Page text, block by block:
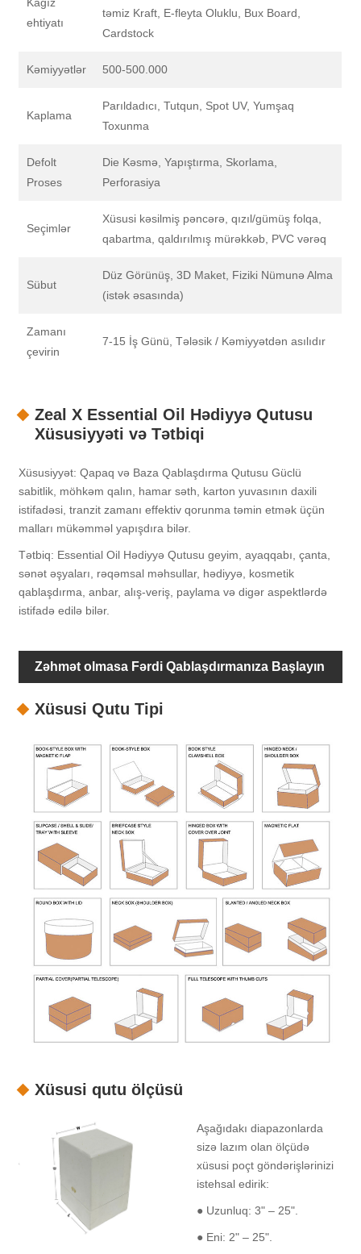
Kağız
ehtiyatı
təmiz Kraft, E-fleyta Oluklu, Bux Board,
Cardstock
Kəmiyyətlər 500-500.000
Kaplama
Parıldadıcı, Tutqun, Spot UV, Yumşaq
Toxunma
Defolt
Proses
Die Kəsmə, Yapıştırma, Skorlama,
Perforasiya
Seçimlər
Xüsusi kəsilmiş pəncərə, qızıl/gümüş folqa,
qabartma, qaldırılmış mürəkkəb, PVC vərəq
Sübut
Düz Görünüş, 3D Maket, Fiziki Nümunə Alma
(istək əsasında)
Zamanı
çevirin
7-15 İş Günü, Tələsik / Kəmiyyətdən asılıdır
Zeal X Essential Oil Hədiyyə Qutusu
Xüsusiyyəti və Tətbiqi
Xüsusiyyət: Qapaq və Baza Qablaşdırma Qutusu Güclü
sabitlik, möhkəm qalın, hamar səth, karton yuvasının daxili
istifadəsi, tranzit zamanı effektiv qorunma təmin etmək üçün
malları mükəmməl yapışdıra bilər.
Tətbiq: Essential Oil Hədiyyə Qutusu geyim, ayaqqabı, çanta,
sənət əşyaları, rəqəmsal məhsullar, hədiyyə, kosmetik
qablaşdırma, anbar, alış-veriş, paylama və digər aspektlərdə
istifadə edilə bilər.
Zəhmət olmasa Fərdi Qablaşdırmanıza Başlayın
Xüsusi Qutu Tipi
Xüsusi qutu ölçüsü
Aşağıdakı diapazonlarda
sizə lazım olan ölçüdə
xüsusi poçt göndərişlərinizi
istehsal edirik:
● Uzunluq: 3" – 25".
● Eni: 2" – 25".